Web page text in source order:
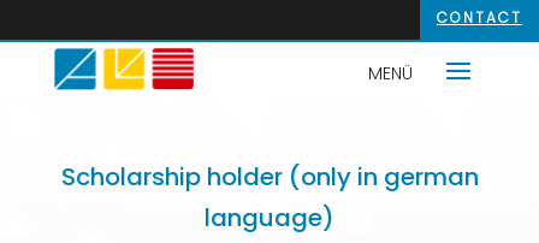
CONTACT
Scholarship holder (only in german
language)